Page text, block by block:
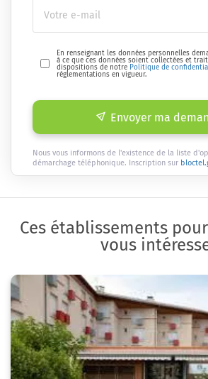
En renseignant les données personnelles
à ce que ces données soient collectées et
dispositions de notre Politique de
réglementations en vigueur.
Envoyer ma
Nous vous informons de l'existence de la liste
démarchage téléphonique. Inscription sur
Ces établissements
vous